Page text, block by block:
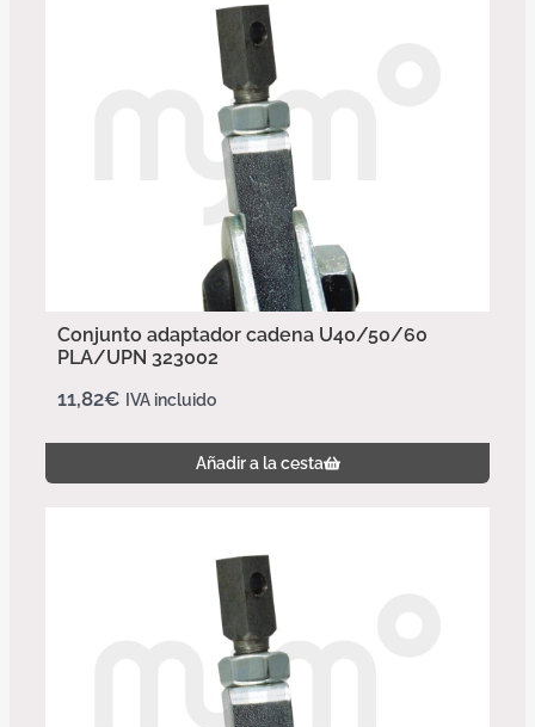
Conjunto adaptador cadena U40/50/60
PLA/UPN 323002
11,82€ IVA incluido
Añadir a la cesta